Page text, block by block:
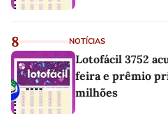
8 NOTÍCIAS
Lotofácil 3752
feira e prêmio
milhões